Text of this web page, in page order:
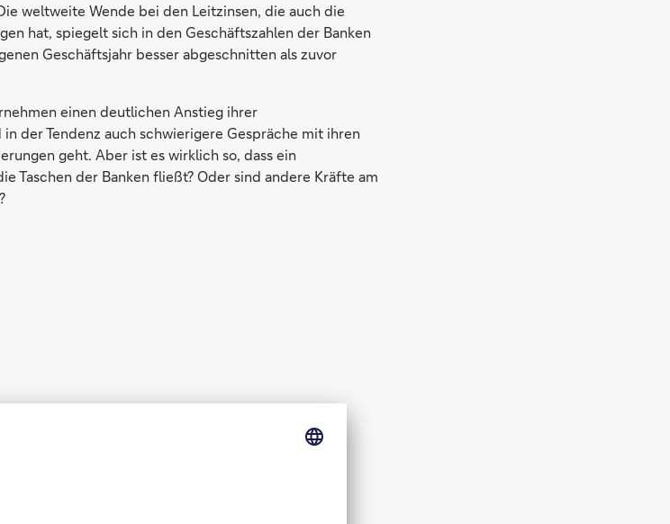
weltweite Wende bei den Leitzinsen, die auch die
hat, spiegelt sich in den Geschäftszahlen der Banken
Geschäftsjahr besser abgeschnitten als zuvor
einen deutlichen Anstieg ihrer
der Tendenz auch schwierigere Gespräche mit ihren
geht. Aber ist es wirklich so, dass ein
Taschen der Banken fließt? Oder sind andere Kräfte am